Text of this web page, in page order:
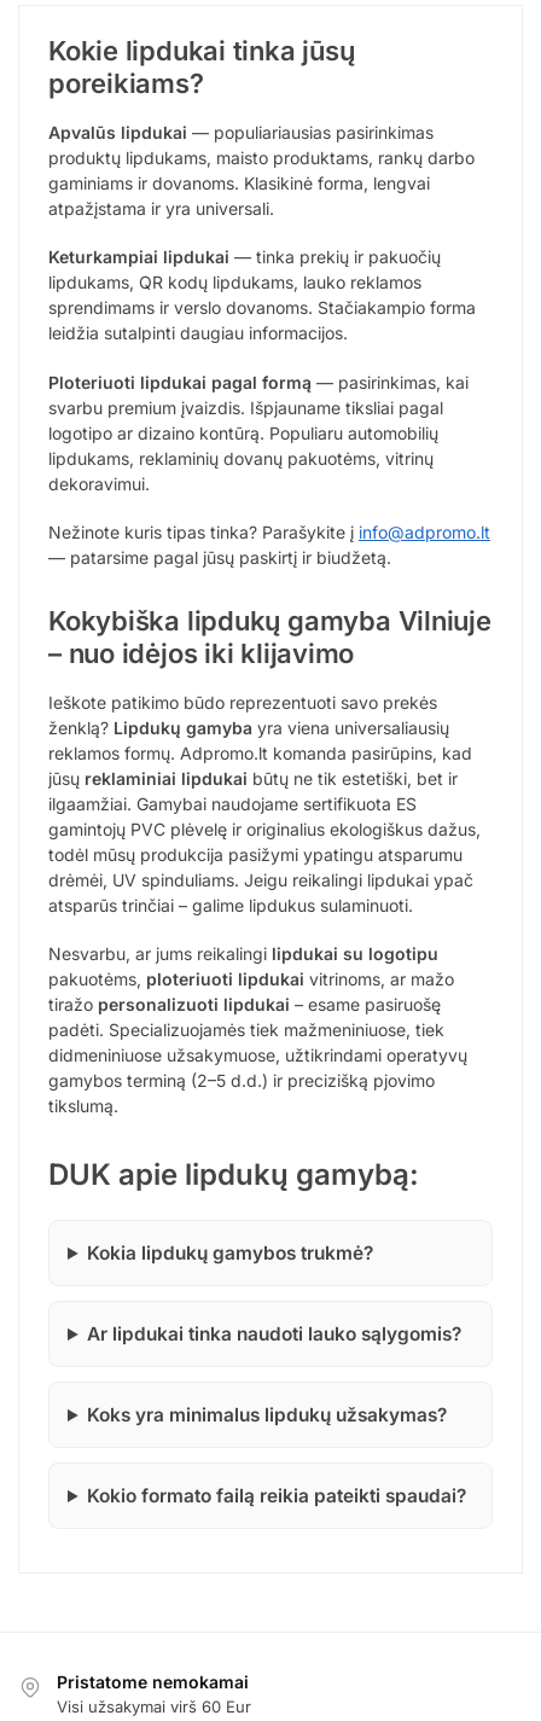
Kokie lipdukai tinka jūsų
poreikiams?
Apvalūs lipdukai — populiariausias pasirinkimas
produktų lipdukams, maisto produktams, rankų darbo
gaminiams ir dovanoms. Klasikinė forma, lengvai
atpažįstama ir yra universali.
Keturkampiai lipdukai — tinka prekių ir pakuočių
lipdukams, QR kodų lipdukams, lauko reklamos
sprendimams ir verslo dovanoms. Stačiakampio forma
leidžia sutalpinti daugiau informacijos.
Ploteriuoti lipdukai pagal formą — pasirinkimas, kai
svarbu premium įvaizdis. Išpjauname tiksliai pagal
logotipo ar dizaino kontūrą. Populiaru automobilių
lipdukams, reklaminių dovanų pakuotėms, vitrinų
dekoravimui.
Nežinote kuris tipas tinka? Parašykite į info@adpromo.lt
— patarsime pagal jūsų paskirtį ir biudžetą.
Kokybiška lipdukų gamyba Vilniuje
– nuo idėjos iki klijavimo
Ieškote patikimo būdo reprezentuoti savo prekės
ženklą? Lipdukų gamyba yra viena universaliausių
reklamos formų. Adpromo.lt komanda pasirūpins, kad
jūsų reklaminiai lipdukai būtų ne tik estetiški, bet ir
ilgaamžiai. Gamybai naudojame sertifikuota ES
gamintojų PVC plėvelę ir originalius ekologiškus dažus,
todėl mūsų produkcija pasižymi ypatingu atsparumu
drėmėi, UV spinduliams. Jeigu reikalingi lipdukai ypač
atsparūs trinčiai – galime lipdukus sulaminuoti.
Nesvarbu, ar jums reikalingi lipdukai su logotipu
pakuotėms, ploteriuoti lipdukai vitrinoms, ar mažo
tiražo personalizuoti lipdukai – esame pasiruošę
padėti. Specializuojamės tiek mažmeniniuose, tiek
didmeniniuose užsakymuose, užtikrindami operatyvų
gamybos terminą (2–5 d.d.) ir precizišką pjovimo
tikslumą.
DUK apie lipdukų gamybą:
Kokia lipdukų gamybos trukmė?
Ar lipdukai tinka naudoti lauko sąlygomis?
Koks yra minimalus lipdukų užsakymas?
Kokio formato failą reikia pateikti spaudai?
Pristatome nemokamai
Visi užsakymai virš 60 Eur